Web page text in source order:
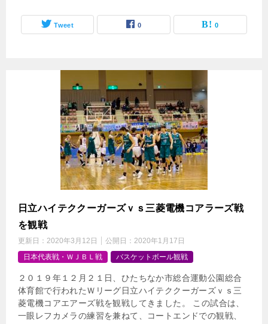
Tweet 0 0
日立ハイテククーガーズｖｓ三菱電機コアラーズ戦
を観戦
更新日： 2020年3月12日 公開日： 2020年1月17日
日本代表戦・ＷＪＢＬ戦
バスケットボール観戦
２０１９年１２月２１日、ひたちなか市総合運動公園総合
体育館で行われたＷリーグ日立ハイテククーガーズｖｓ三
菱電機コアエアーズ戦を観戦してきました。 この試合は、
一眼レフカメラの練習を兼ねて、コートエンドでの観戦、